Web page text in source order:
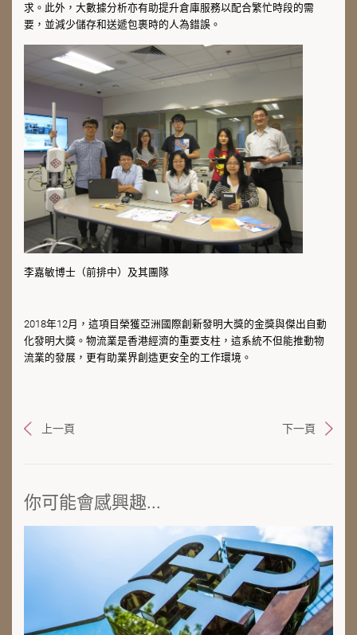
求。此外，大數據分析亦有助提升倉庫服務以配合繁忙時段的需
要，並減少儲存和送遞包裹時的人為錯誤。
李嘉敏博士（前排中）及其團隊
2018年12月，這項目榮獲亞洲國際創新發明大獎的金獎與傑出自動
化發明大獎。物流業是香港經濟的重要支柱，這系統不但能推動物
流業的發展，更有助業界創造更安全的工作環境。
上一頁 下一頁
你可能會感興趣...